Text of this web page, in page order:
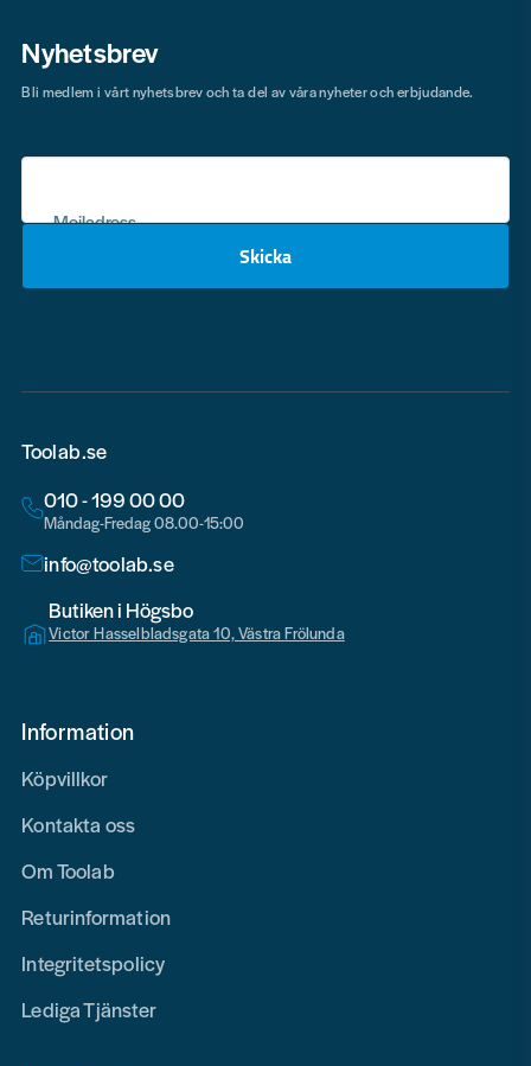
Nyhetsbrev
Mejladress
Skicka
Bli medlem i vårt nyhetsbrev och ta del av våra nyheter och erbjudande.
Toolab.se
010 - 199 00 00
Måndag-Fredag 08.00-15:00
info@toolab.se
Butiken i Högsbo
Victor Hasselbladsgata 10, Västra Frölunda
Information
Köpvillkor
Kontakta oss
Om Toolab
Returinformation
Integritetspolicy
Lediga Tjänster